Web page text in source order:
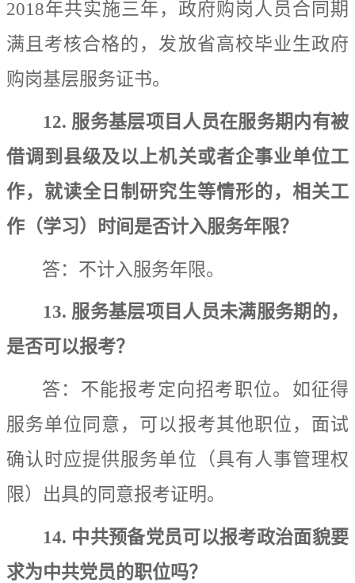
2018年共实施三年 ， 政府购岗人员合同期
满且考核合格的，发放省高校毕业生政府
购岗基层服务证书。
12. 服务基层项目人员在服务期内有被
借调到县级及以上机关或者企事业单位工
作，就读全日制研究生等情形的，相关工
作（学习）时间是否计入服务年限？
答：不计入服务年限。
13. 服务基层项目人员未满服务期的，
是否可以报考？
答： 不能报考定向招考职位。如征得
服务单位同意，可以报考其他职位，面试
确认时应提供服务单位（具有人事管理权
限） 出具的同意报考证明。
14. 中共预备党员可以报考政治面貌要
求为中共党员的职位吗？